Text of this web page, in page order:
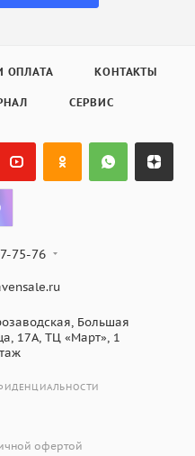
ОПЛАТА КОНТАКТЫ
СЕРВИС
75-76
Большая
17А, ТЦ «Март», 1
офертой